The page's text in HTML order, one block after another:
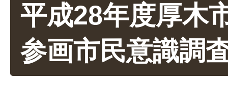
平成28年度厚木
参画市民意識調